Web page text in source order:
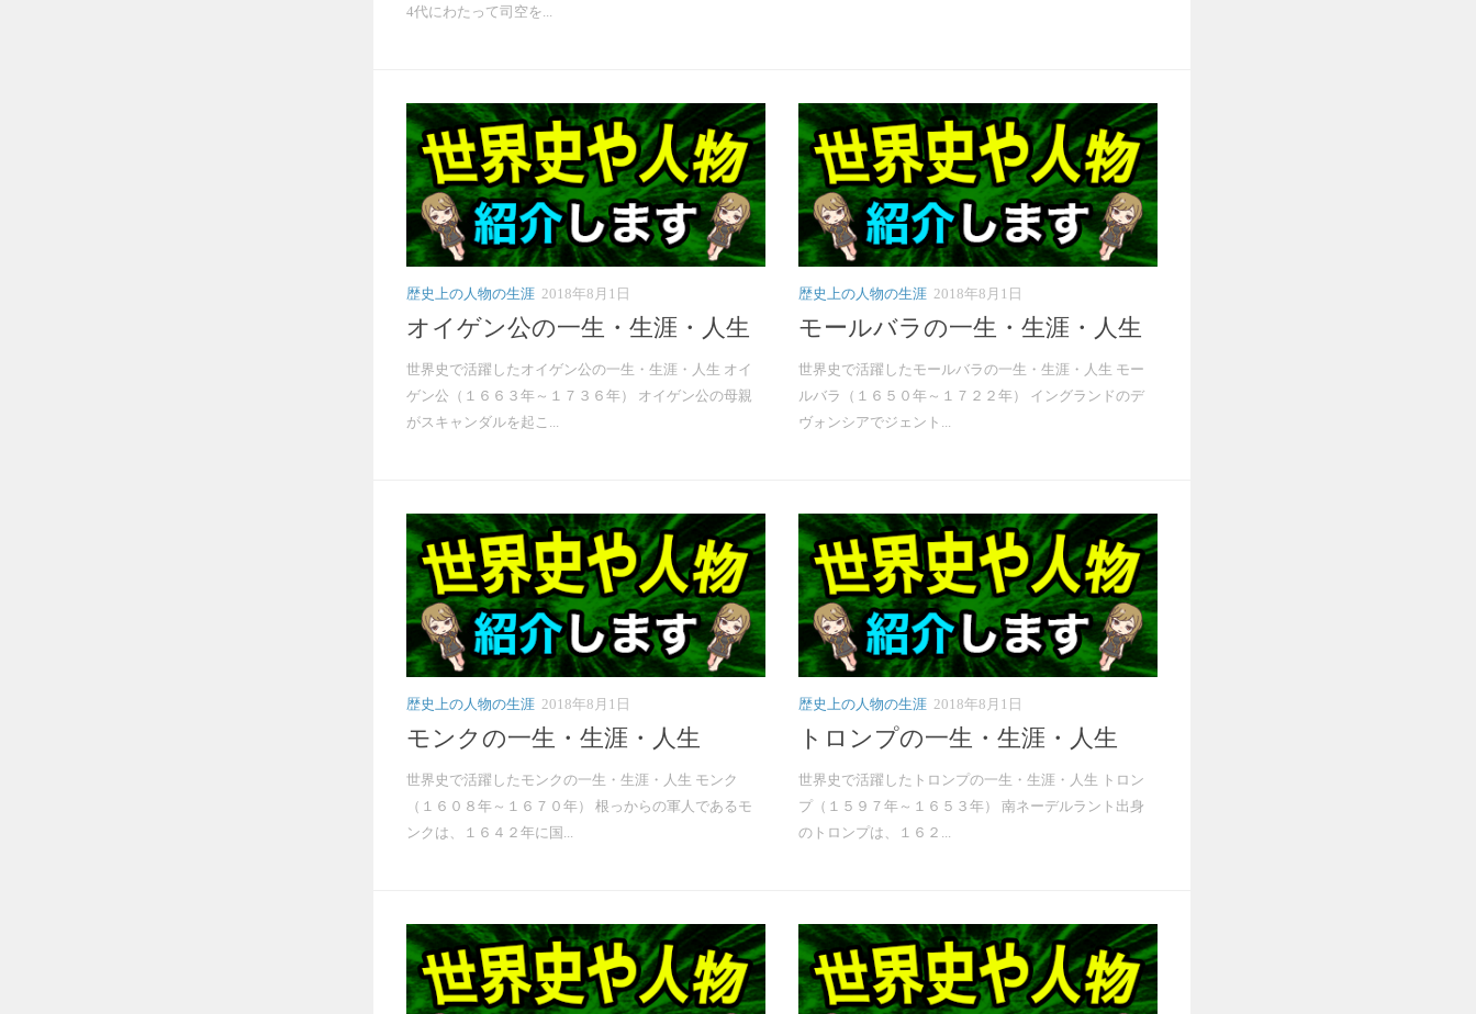
4代にわたって司空を...
歴史上の人物の生涯 2018年8月1日
オイゲン公の一生・生涯・人生
世界史で活躍したオイゲン公の一生・生涯・人生 オイ
ゲン公（１６６３年～１７３６年） オイゲン公の母親
がスキャンダルを起こ...
歴史上の人物の生涯 2018年8月1日
モールバラの一生・生涯・人生
世界史で活躍したモールバラの一生・生涯・人生 モー
ルバラ（１６５０年～１７２２年） イングランドのデ
ヴォンシアでジェント...
歴史上の人物の生涯 2018年8月1日
モンクの一生・生涯・人生
世界史で活躍したモンクの一生・生涯・人生 モンク
（１６０８年～１６７０年） 根っからの軍人であるモ
ンクは、１６４２年に国...
歴史上の人物の生涯 2018年8月1日
トロンプの一生・生涯・人生
世界史で活躍したトロンプの一生・生涯・人生 トロン
プ（１５９７年～１６５３年） 南ネーデルラント出身
のトロンプは、１６２...